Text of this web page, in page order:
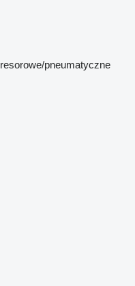
resorowe/pneumatyczne